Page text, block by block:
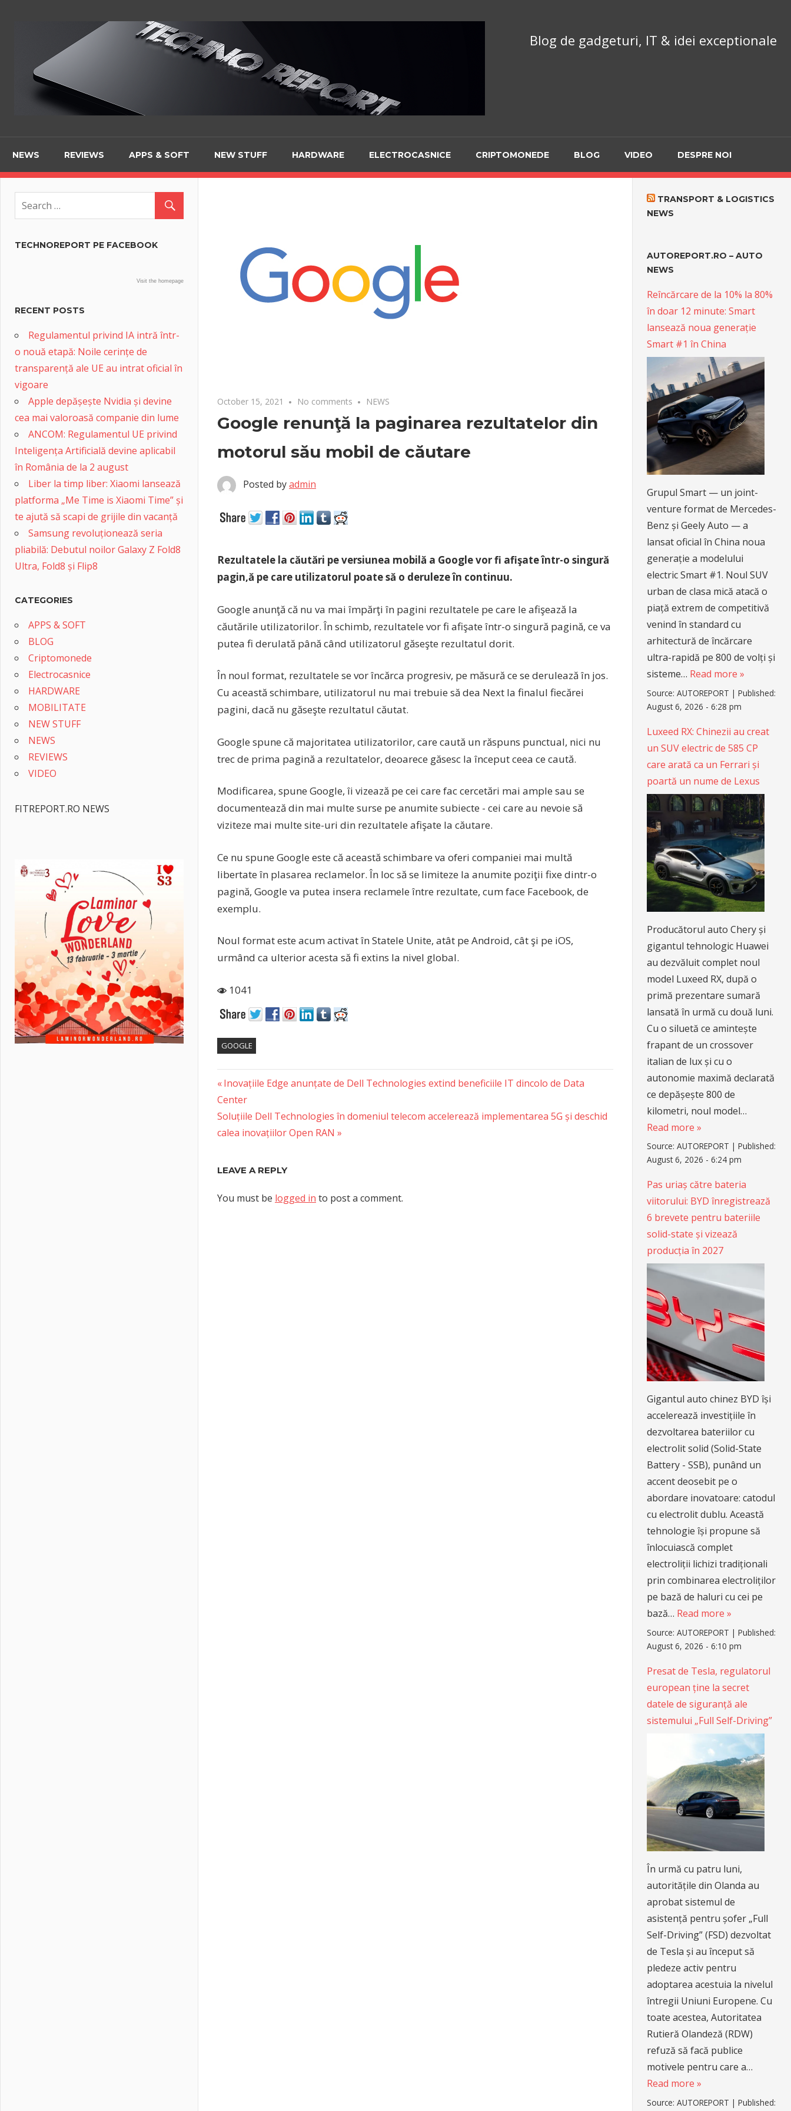
TechnoReport.ro
Blog de gadgeturi, IT & idei exceptionale
NEWS REVIEWS APPS & SOFT NEW STUFF HARDWARE ELECTROCASNICE CRIPTOMONEDE BLOG VIDEO DESPRE NOI
October 15, 2021 No comments NEWS
Google renunţă la paginarea rezultatelor din
motorul său mobil de căutare
Posted byadmin
Rezultatele la căutări pe versiunea mobilă a Google vor fi afişate într-o singură
pagin,ă pe care utilizatorul poate să o deruleze în continuu.
Google anunţă că nu va mai împărţi în pagini rezultatele pe care le afişează la
căutările utilizatorilor. În schimb, rezultatele vor fi afişate într-o singură pagină, ce va
putea fi derulată până când utilizatorul găseşte rezultatul dorit.
În noul format, rezultatele se vor încărca progresiv, pe măsură ce se derulează în jos.
Cu această schimbare, utilizatorul nu mai trebuie să dea Next la finalul fiecărei
pagini, dacă nu găseşte rezultatul căutat.
Google spune că majoritatea utilizatorilor, care caută un răspuns punctual, nici nu
trec de prima pagină a rezultatelor, deoarece găsesc la început ceea ce caută.
Modificarea, spune Google, îi vizează pe cei care fac cercetări mai ample sau se
documentează din mai multe surse pe anumite subiecte - cei care au nevoie să
viziteze mai multe site-uri din rezultatele afişate la căutare.
Ce nu spune Google este că această schimbare va oferi companiei mai multă
libertate în plasarea reclamelor. În loc să se limiteze la anumite poziţii fixe dintr-o
pagină, Google va putea insera reclamele între rezultate, cum face Facebook, de
exemplu.
Noul format este acum activat în Statele Unite, atât pe Android, cât şi pe iOS,
urmând ca ulterior acesta să fi extins la nivel global.
1041
GOOGLE
Post
navigation
Previous
Post:
Inovațiile Edge anunțate de Dell Technologies extind beneficiile IT dincolo de Data
Center
Next
Post:
Soluțiile Dell Technologies în domeniul telecom accelerează implementarea 5G și deschid
calea inovațiilor Open RAN
LEAVE A REPLY
You must be logged in to post a comment.
TECHNOREPORT PE FACEBOOK
Visit the homepage
RECENT POSTS
Regulamentul privind IA intră într-
o nouă etapă: Noile cerințe de
transparență ale UE au intrat oficial în
vigoare
Apple depășește Nvidia și devine
cea mai valoroasă companie din lume
ANCOM: Regulamentul UE privind
Inteligența Artificială devine aplicabil
în România de la 2 august
Liber la timp liber: Xiaomi lansează
platforma „Me Time is Xiaomi Time” și
te ajută să scapi de grijile din vacanță
Samsung revoluționează seria
pliabilă: Debutul noilor Galaxy Z Fold8
Ultra, Fold8 și Flip8
CATEGORIES
APPS & SOFT
BLOG
Criptomonede
Electrocasnice
HARDWARE
MOBILITATE
NEW STUFF
NEWS
REVIEWS
VIDEO
FITREPORT.RO NEWS
TRANSPORT & LOGISTICS
NEWS
AUTOREPORT.RO – AUTO
NEWS
Reîncărcare de la 10% la 80%
în doar 12 minute: Smart
lansează noua generație
Smart #1 în China
Grupul Smart — un joint-
venture format de Mercedes-
Benz și Geely Auto — a
lansat oficial în China noua
generație a modelului
electric Smart #1. Noul SUV
urban de clasa mică atacă o
piață extrem de competitivă
venind în standard cu
arhitectură de încărcare
ultra-rapidă pe 800 de volți și
sisteme… Read more »
Source:AUTOREPORT |Published:
August 6, 2026 - 6:28 pm
Luxeed RX: Chinezii au creat
un SUV electric de 585 CP
care arată ca un Ferrari și
poartă un nume de Lexus
Producătorul auto Chery și
gigantul tehnologic Huawei
au dezvăluit complet noul
model Luxeed RX, după o
primă prezentare sumară
lansată în urmă cu două luni.
Cu o siluetă ce amintește
frapant de un crossover
italian de lux și cu o
autonomie maximă declarată
ce depășește 800 de
kilometri, noul model…
Read more »
Source:AUTOREPORT |Published:
August 6, 2026 - 6:24 pm
Pas uriaș către bateria
viitorului: BYD înregistrează
6 brevete pentru bateriile
solid-state și vizează
producția în 2027
Gigantul auto chinez BYD își
accelerează investițiile în
dezvoltarea bateriilor cu
electrolit solid (Solid-State
Battery - SSB), punând un
accent deosebit pe o
abordare inovatoare: catodul
cu electrolit dublu. Această
tehnologie își propune să
înlocuiască complet
electroliții lichizi tradiționali
prin combinarea electroliților
pe bază de haluri cu cei pe
bază… Read more »
Source:AUTOREPORT |Published:
August 6, 2026 - 6:10 pm
Presat de Tesla, regulatorul
european ține la secret
datele de siguranță ale
sistemului „Full Self-Driving”
În urmă cu patru luni,
autoritățile din Olanda au
aprobat sistemul de
asistență pentru șofer „Full
Self-Driving” (FSD) dezvoltat
de Tesla și au început să
pledeze activ pentru
adoptarea acestuia la nivelul
întregii Uniuni Europene. Cu
toate acestea, Autoritatea
Rutieră Olandeză (RDW)
refuză să facă publice
motivele pentru care a…
Read more »
Source:AUTOREPORT |Published: